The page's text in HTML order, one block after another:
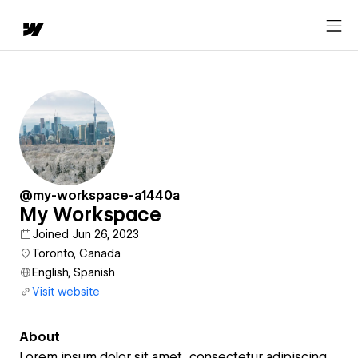
@my-workspace-a1440a
My Workspace
Joined Jun 26, 2023
Toronto, Canada
English, Spanish
Visit website
About